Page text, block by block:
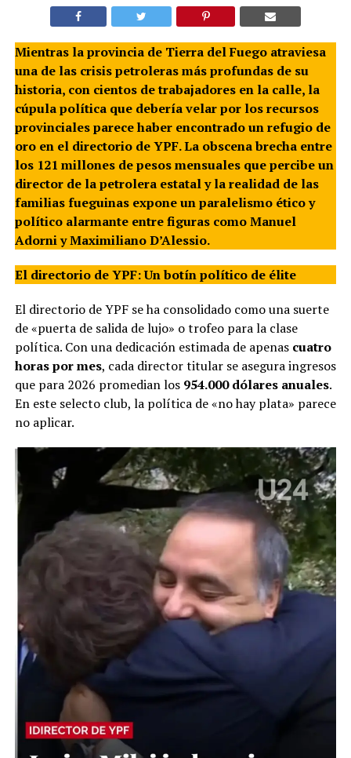
Mientras la provincia de Tierra del Fuego atraviesa
una de las crisis petroleras más profundas de su
historia, con cientos de trabajadores en la calle, la
cúpula política que debería velar por los recursos
provinciales parece haber encontrado un refugio de
oro en el directorio de YPF. La obscena brecha entre
los 121 millones de pesos mensuales que percibe un
director de la petrolera estatal y la realidad de las
familias fueguinas expone un paralelismo ético y
político alarmante entre figuras como Manuel
Adorni y Maximiliano D’Alessio.
El directorio de YPF: Un botín político de élite
El directorio de YPF se ha consolidado como una suerte
de «puerta de salida de lujo» o trofeo para la clase
política. Con una dedicación estimada de apenas cuatro
horas por mes, cada director titular se asegura ingresos
que para 2026 promedian los 954.000 dólares anuales.
En este selecto club, la política de «no hay plata» parece
no aplicar.